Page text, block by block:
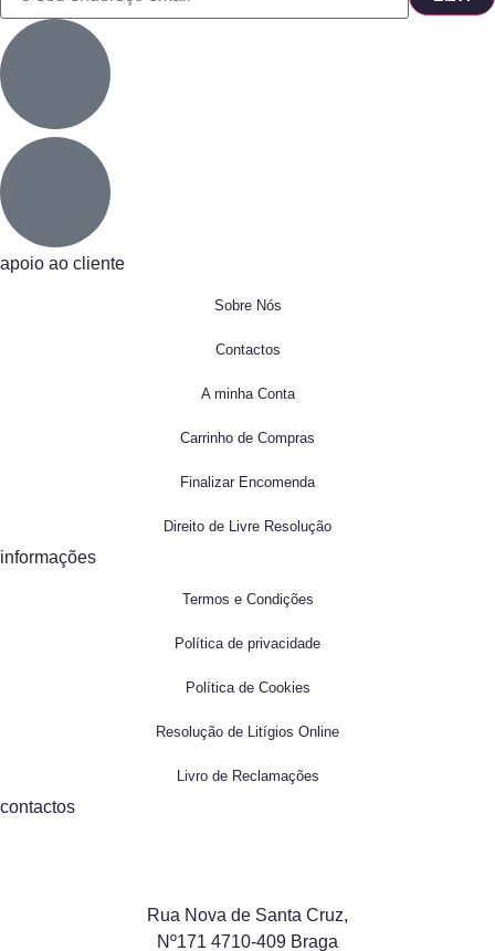
apoio ao cliente
Sobre Nós
Contactos
A minha Conta
Carrinho de Compras
Finalizar Encomenda
Direito de Livre Resolução
informações
Termos e Condições
Política de privacidade
Política de Cookies
Resolução de Litígios Online
Livro de Reclamações
contactos
Rua Nova de Santa Cruz,
Nº171 4710-409 Braga